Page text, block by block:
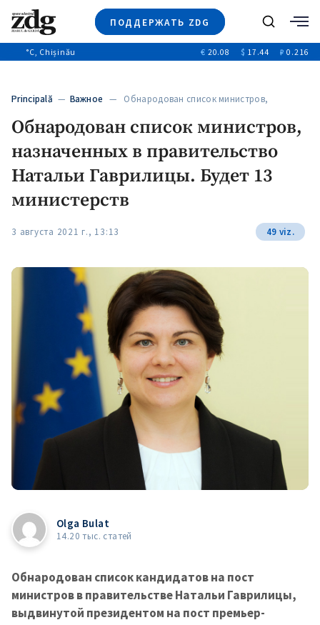
ПОДДЕРЖАТЬ ZDG
Новости
Расследования
Общество
+312
Видео
Поиск
°C, Chișinău € 20.08 $ 17.44 ₽ 0.216
Principală — Важное — Обнародован список министров,
Обнародован список министров,
назначенных в правительство
Натальи Гаврилицы. Будет 13
министерств
3 августа 2021 г., 13:13 49 viz.
Olga Bulat
14.20 тыс. статей
Обнародован список кандидатов на пост
министров в правительстве Натальи Гаврилицы,
выдвинутой президентом на пост премьер-